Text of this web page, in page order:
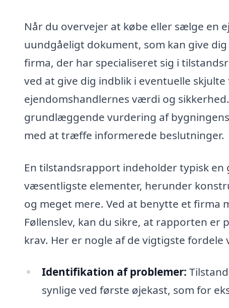
Når du overvejer at købe eller sælge en
uundgåeligt dokument, som kan give
firma, der har specialiseret sig i
ved at give dig indblik i eventuelle
ejendomshandlernes værdi og
grundlæggende vurdering af
med at træffe informerede beslutninger.
En tilstandsrapport indeholder typisk
væsentligste elementer, herunder
og meget mere. Ved at benytte et firma
Føllenslev, kan du sikre, at rapporten
krav. Her er nogle af de vigtigste
Identifikation af problemer:
synlige ved første øjekast, som for